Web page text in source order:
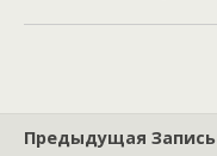
Предыдущая Запись